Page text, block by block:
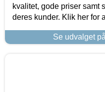
kvalitet, gode priser samt
deres kunder. Klik her for
Se udvalget